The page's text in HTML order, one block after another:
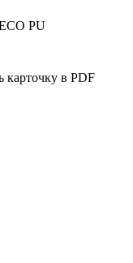
PU
карточку в PDF